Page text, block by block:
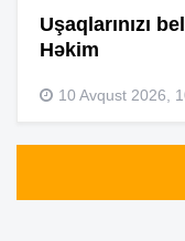
Uşaqlarınızı
Həkim
10 Avqust 2026,